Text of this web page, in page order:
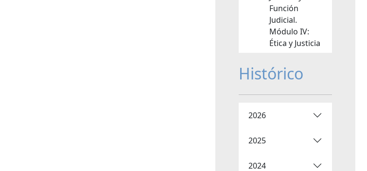
Función
Judicial.
Módulo IV:
Ética y Justicia
Histórico
2026
2025
2024